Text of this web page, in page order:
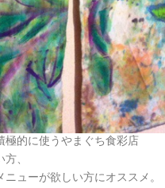
的に使うやまぐち食彩店
、
ューが欲しい方にオススメ。